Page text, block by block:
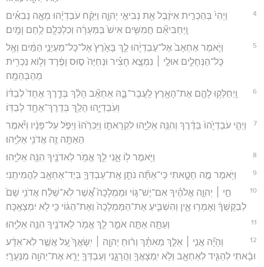
4
וַיְהִי֙ בְּהַכְרִ֣ית אִיזֶ֔בֶל אֵ֖ת נְבִיאֵ֣י יְהוָ֑ה וַיִּקַּ֨ח עֹבַדְיָ֜הוּ מֵאָ֣ה נְבִאִ֗ים
וַֽיַּחְבִּיאֵ֞ם חֲמִשִּׁ֥ים אִישׁ֙ בַּמְּעָרָ֔ה וְכִלְכְּלָ֖ם לֶ֥חֶם וָמָֽיִם׃
5
וַיֹּ֤אמֶר אַחְאָב֙ אֶל־עֹ֣בַדְיָ֔הוּ לֵ֤ךְ בָּאָ֙רֶץ֙ אֶל־כָּל־מַעְיְנֵ֣י הַמַּ֔יִם וְאֶ֖ל
כָּל־הַנְּחָלִ֑ים אוּלַ֣י ׀ נִמְצָ֣א חָצִ֗יר וּנְחַיֶּה֙ ס֣וּס וָפֶ֔רֶד וְל֥וֹא נַכְרִ֖ית
מֵהַבְּהֵמָֽה׃
6
וַֽיְחַלְּק֥וּ לָהֶ֛ם אֶת־הָאָ֖רֶץ לַֽעֲבָר־בָּ֑הּ אַחְאָ֞ב הָלַ֨ךְ בְּדֶ֤רֶךְ אֶחָד֙ לְבַדּ֔וֹ
וְעֹֽבַדְיָ֛הוּ הָלַ֥ךְ בְּדֶרֶךְ־אֶחָ֖ד לְבַדּֽוֹ׃
7
וַיְהִ֤י עֹבַדְיָ֙הוּ֙ בַּדֶּ֔רֶךְ וְהִנֵּ֥ה אֵלִיָּ֖הוּ לִקְרָאת֑וֹ וַיַּכִּרֵ֙הוּ֙ וַיִּפֹּ֣ל עַל־פָּנָ֔יו וַיֹּ֕אמֶר
הַאַתָּ֥ה זֶ֖ה אֲדֹנִ֥י אֵלִיָּֽהוּ׃
8 וַיֹּ֥אמֶר ל֖וֹ אָ֑נִי לֵ֛ךְ אֱמֹ֥ר לַאדֹנֶ֖יךָ הִנֵּ֥ה אֵלִיָּֽהוּ׃
9 וַיֹּ֖אמֶר מֶ֣ה חָטָ֑אתִי כִּֽי־אַתָּ֞ה נֹתֵ֧ן אֶֽת־עַבְדְּךָ֛ בְּיַד־אַחְאָ֖ב לַהֲמִיתֵֽנִי׃
10
חַ֣י ׀ יְהוָ֣ה אֱלֹהֶ֗יךָ אִם־יֶשׁ־גּ֤וֹי וּמַמְלָכָה֙ אֲ֠שֶׁר לֹֽא־שָׁלַ֨ח אֲדֹנִ֥י שָׁם֙
לְבַקֶּשְׁךָ֔ וְאָמְר֖וּ אָ֑יִן וְהִשְׁבִּ֤יעַ אֶת־הַמַּמְלָכָה֙ וְאֶת־הַגּ֔וֹי כִּ֖י לֹ֥א יִמְצָאֶֽכָּה׃
11 וְעַתָּ֖ה אַתָּ֣ה אֹמֵ֑ר לֵ֛ךְ אֱמֹ֥ר לַאדֹנֶ֖יךָ הִנֵּ֥ה אֵלִיָּֽהוּ׃
12
וְהָיָ֞ה אֲנִ֣י ׀ אֵלֵ֣ךְ מֵאִתָּ֗ךְ וְר֨וּחַ יְהוָ֤ה ׀ יִֽשָּׂאֲךָ֙ עַ֚ל אֲשֶׁ֣ר לֹֽא־אֵדָ֔ע
וּבָ֨אתִי לְהַגִּ֧יד לְאַחְאָ֛ב וְלֹ֥א יִֽמְצָאֲךָ֖ וַהֲרָגָ֑נִי וְעַבְדְּךָ֛ יָרֵ֥א אֶת־יְהוָ֖ה מִנְּעֻרָֽי׃